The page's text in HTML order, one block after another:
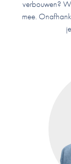
verbouwen?
mee.